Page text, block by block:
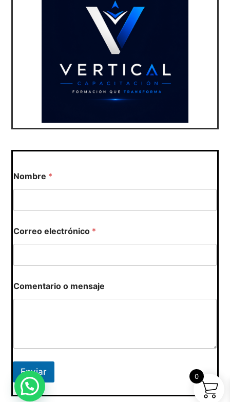
Nombre *
Correo electrónico *
e
l
ó
c
o
*
Comentario o mensaje
Enviar 0